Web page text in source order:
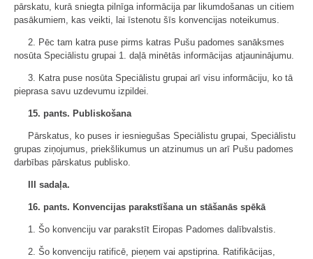
pārskatu, kurā sniegta pilnīga informācija par likumdošanas un citiem
pasākumiem, kas veikti, lai īstenotu šīs konvencijas noteikumus.
2. Pēc tam katra puse pirms katras Pušu padomes sanāksmes
nosūta Speciālistu grupai 1. daļā minētās informācijas atjauninājumu.
3. Katra puse nosūta Speciālistu grupai arī visu informāciju, ko tā
pieprasa savu uzdevumu izpildei.
15. pants. Publiskošana
Pārskatus, ko puses ir iesniegušas Speciālistu grupai, Speciālistu
grupas ziņojumus, priekšlikumus un atzinumus un arī Pušu padomes
darbības pārskatus publisko.
III sadaļa.
16. pants. Konvencijas parakstīšana un stāšanās spēkā
1. Šo konvenciju var parakstīt Eiropas Padomes dalībvalstis.
2. Šo konvenciju ratificē, pieņem vai apstiprina. Ratifikācijas,